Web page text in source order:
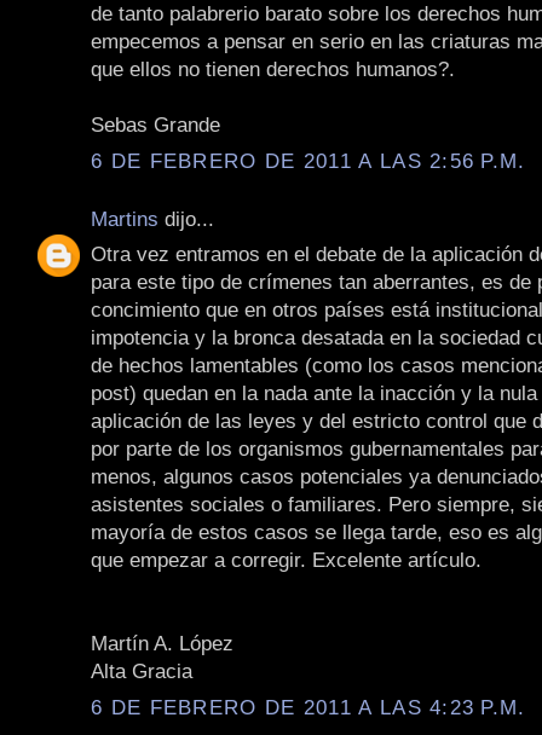
de tanto palabrerio barato sobre los derechos
empecemos a pensar en serio en las criaturas
que ellos no tienen derechos humanos?.
Sebas Grande
6 DE FEBRERO DE 2011 A LAS 2:56 P.M.
Martins dijo...
Otra vez entramos en el debate de la aplicación
para este tipo de crímenes tan aberrantes, es de
concimiento que en otros países está
impotencia y la bronca desatada en la sociedad
de hechos lamentables (como los casos
post) quedan en la nada ante la inacción y la
aplicación de las leyes y del estricto control que
por parte de los organismos gubernamentales
menos, algunos casos potenciales ya
asistentes sociales o familiares. Pero siempre,
mayoría de estos casos se llega tarde, eso es
que empezar a corregir. Excelente artículo.
Martín A. López
Alta Gracia
6 DE FEBRERO DE 2011 A LAS 4:23 P.M.